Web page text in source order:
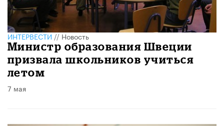
ИНТЕРВЕСТИ//Новость
Министр образования Швеции
призвала школьников учиться
летом
7 мая